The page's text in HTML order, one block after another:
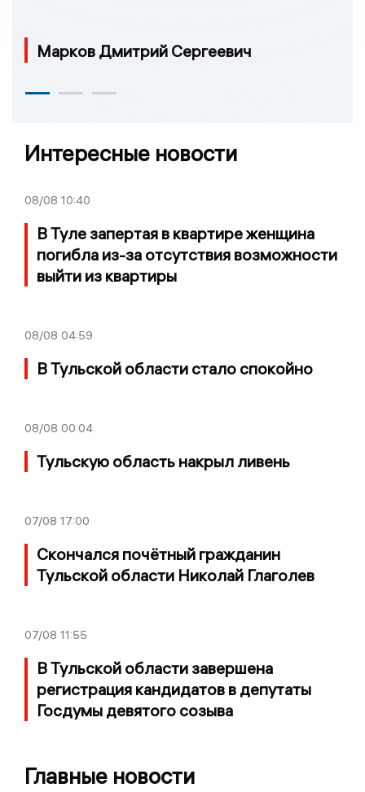
Марков Дмитрий Сергеевич
Интересные новости
08/08 10:40
В Туле запертая в квартире женщина
погибла из-за отсутствия возможности
выйти из квартиры
08/08 04:59
В Тульской области стало спокойно
08/08 00:04
Тульскую область накрыл ливень
07/08 17:00
Скончался почётный гражданин
Тульской области Николай Глаголев
07/08 11:55
В Тульской области завершена
регистрация кандидатов в депутаты
Госдумы девятого созыва
Главные новости